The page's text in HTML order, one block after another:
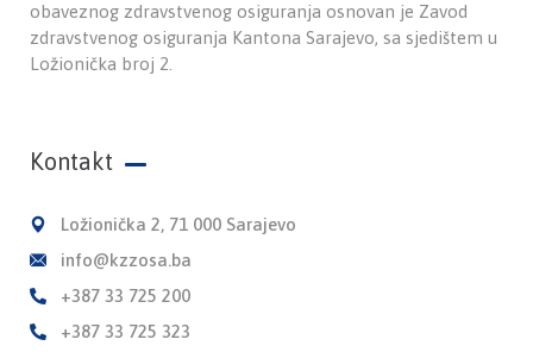
obaveznog zdravstvenog osiguranja osnovan je Zavod
zdravstvenog osiguranja Kantona Sarajevo, sa sjedištem u
Ložionička broj 2.
Kontakt
Ložionička 2, 71 000 Sarajevo
info@kzzosa.ba
+387 33 725 200
+387 33 725 323